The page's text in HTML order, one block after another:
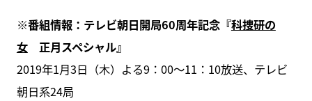
※番組情報：テレビ朝日開局60周年記念『科捜研の
女正月スペシャル』
2019年1月3日（木）よる9：00～11：10放送、テレビ
朝日系24局